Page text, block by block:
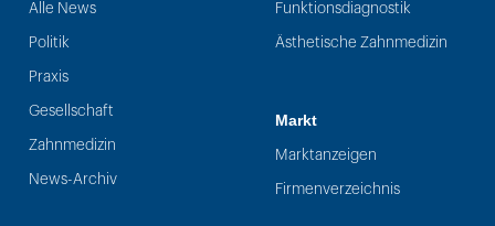
Alle News
Politik
Praxis
Gesellschaft
Zahnmedizin
News-Archiv
Funktionsdiagnostik
Ästhetische Zahnmedizin
Markt
Marktanzeigen
Firmenverzeichnis